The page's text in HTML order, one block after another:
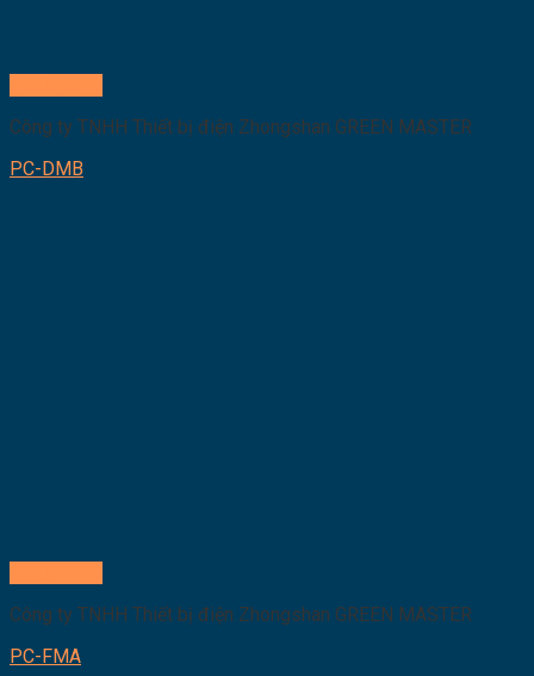
Công ty TNHH Thiết bị điện Zhongshan GREEN MASTER
PC-DMB
Công ty TNHH Thiết bị điện Zhongshan GREEN MASTER
PC-FMA